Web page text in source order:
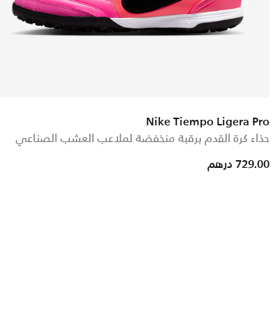
Nike Tiempo Ligera Pro
حذاء كرة القدم برقبة منخفضة لملاعب العشب الصناعي
729.00 درهم